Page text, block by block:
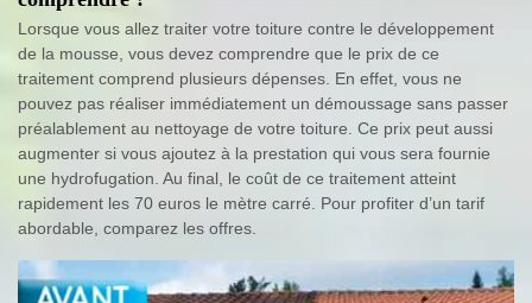
Lorsque vous allez traiter votre toiture contre le développement
de la mousse, vous devez comprendre que le prix de ce
traitement comprend plusieurs dépenses. En effet, vous ne
pouvez pas réaliser immédiatement un démoussage sans passer
préalablement au nettoyage de votre toiture. Ce prix peut aussi
augmenter si vous ajoutez à la prestation qui vous sera fournie
une hydrofugation. Au final, le coût de ce traitement atteint
rapidement les 70 euros le mètre carré. Pour profiter d’un tarif
abordable, comparez les offres.